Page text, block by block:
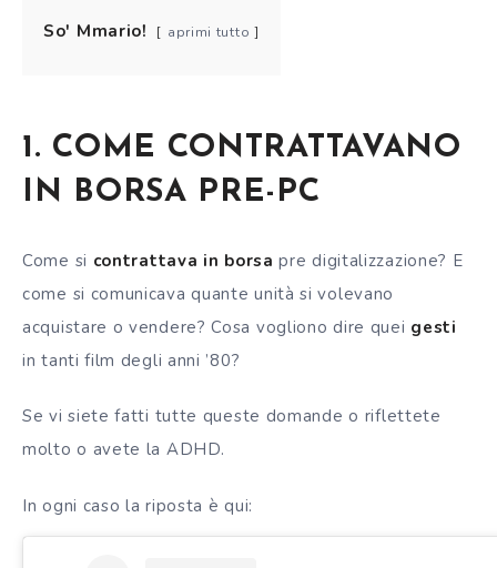
So' Mmario! aprimi tutto
1. COME CONTRATTAVANO
IN BORSA PRE-PC
Come si contrattava in borsa pre digitalizzazione? E
come si comunicava quante unità si volevano
acquistare o vendere? Cosa vogliono dire quei gesti
in tanti film degli anni ’80?
Se vi siete fatti tutte queste domande o riflettete
molto o avete la ADHD.
In ogni caso la riposta è qui: